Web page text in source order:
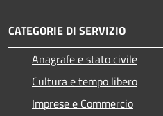
CATEGORIE DI SERVIZIO
Anagrafe e stato civile
Cultura e tempo libero
Imprese e Commercio